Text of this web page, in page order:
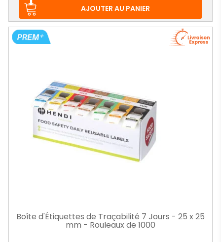
AJOUTER AU PANIER
Boîte d'Étiquettes de Traçabilité 7 Jours - 25 x 25
mm - Rouleaux de 1000